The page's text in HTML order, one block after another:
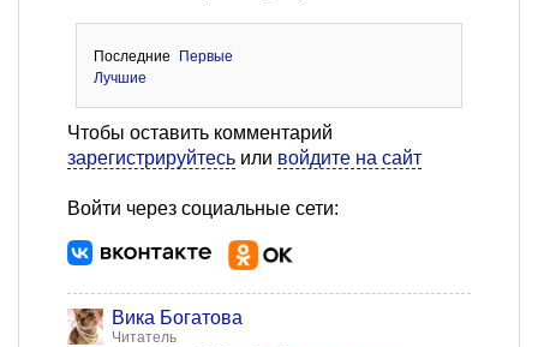
Последние
Первые
Лучшие
Чтобы оставить комментарий
зарегистрируйтесь или войдите на сайт
Войти через социальные сети:
Вика Богатова
Читатель